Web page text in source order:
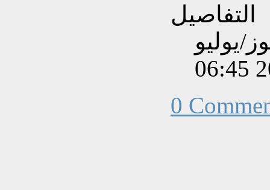
التفاصيل
الأحد, 06 تموز/يوليو
0